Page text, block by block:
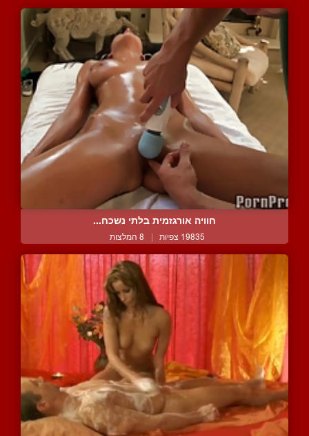
חוויה אורגזמית בלתי נשכח...
19835 צפיות | 8 המלצות